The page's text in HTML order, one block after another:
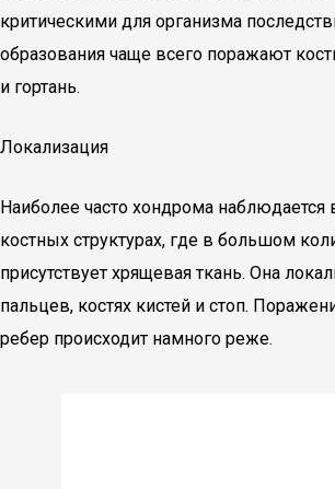
критическими для организма
образования чаще всего поражают
и гортань.
Локализация
Наиболее часто хондрома наблюдается
костных структурах, где в большом
присутствует хрящевая ткань. Она
пальцев, костях кистей и стоп.
ребер происходит намного реже.